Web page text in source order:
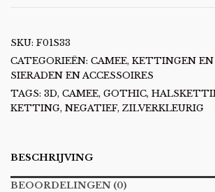
SKU: F01S33
CATEGORIEËN: CAMEE, KETTINGEN EN
SIERADEN EN ACCESSOIRES
TAGS: 3D, CAMEE, GOTHIC,
KETTING, NEGATIEF, ZILVERKLEURIG
BESCHRIJVING
BEOORDELINGEN (0)